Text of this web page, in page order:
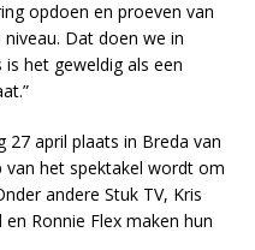
opdoen en proeven van
Dat doen we in
het geweldig als een
27 april plaats in Breda van
van het spektakel wordt om
andere Stuk TV, Kris
Ronnie Flex maken hun